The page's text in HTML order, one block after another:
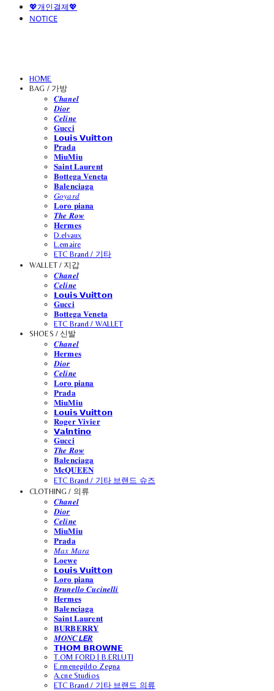
💖개인결제💖
NOTICE
HOME
BAG / 가방
𝑪𝒉𝒂𝒏𝒆𝒍
𝑫𝒊𝒐𝒓
𝑪𝒆𝒍𝒊𝒏𝒆
𝐆𝐮𝐜𝐜𝐢
𝗟𝗼𝘂𝗶𝘀 𝗩𝘂𝗶𝘁𝘁𝗼𝗻
𝐏𝐫𝐚𝐝𝐚
𝐌𝐢𝐮𝐌𝐢𝐮
𝐒𝐚𝐢𝐧𝐭 𝐋𝐚𝐮𝐫𝐞𝐧𝐭
𝐁𝐨𝐭𝐭𝐞𝐠𝐚 𝐕𝐞𝐧𝐞𝐭𝐚
𝐁𝐚𝐥𝐞𝐧𝐜𝐢𝐚𝐠𝐚
𝐺𝑜𝑦𝑎𝑟𝑑
𝐋𝐨𝐫𝐨 𝐩𝐢𝐚𝐧𝐚
𝑻𝒉𝒆 𝑹𝒐𝒘
𝐇𝐞𝐫𝐦𝐞𝐬
D.elvaux
L.emaire
ETC Brand / 기타
WALLET / 지갑
𝑪𝒉𝒂𝒏𝒆𝒍
𝑪𝒆𝒍𝒊𝒏𝒆
𝗟𝗼𝘂𝗶𝘀 𝗩𝘂𝗶𝘁𝘁𝗼𝗻
𝐆𝐮𝐜𝐜𝐢
𝐁𝐨𝐭𝐭𝐞𝐠𝐚 𝐕𝐞𝐧𝐞𝐭𝐚
ETC Brand / WALLET
SHOES / 신발
𝑪𝒉𝒂𝒏𝒆𝒍
𝐇𝐞𝐫𝐦𝐞𝐬
𝑫𝒊𝒐𝒓
𝑪𝒆𝒍𝒊𝒏𝒆
𝐋𝐨𝐫𝐨 𝐩𝐢𝐚𝐧𝐚
𝐏𝐫𝐚𝐝𝐚
𝐌𝐢𝐮𝐌𝐢𝐮
𝗟𝗼𝘂𝗶𝘀 𝗩𝘂𝗶𝘁𝘁𝗼𝗻
𝐑𝐨𝐠𝐞𝐫 𝐕𝐢𝐯𝐢𝐞𝐫
𝗩𝗮𝗹𝗻𝘁𝗶𝗻𝗼
𝐆𝐮𝐜𝐜𝐢
𝑻𝒉𝒆 𝑹𝒐𝒘
𝐁𝐚𝐥𝐞𝐧𝐜𝐢𝐚𝐠𝐚
𝐌𝐜𝐐𝐔𝐄𝐄𝐍
ETC Brand / 기타 브랜드 슈즈
CLOTHING / 의류
𝑪𝒉𝒂𝒏𝒆𝒍
𝑫𝒊𝒐𝒓
𝑪𝒆𝒍𝒊𝒏𝒆
𝐌𝐢𝐮𝐌𝐢𝐮
𝐏𝐫𝐚𝐝𝐚
𝑀𝑎𝑥 𝑀𝑎𝑟𝑎
𝐋𝐨𝐞𝐰𝐞
𝗟𝗼𝘂𝗶𝘀 𝗩𝘂𝗶𝘁𝘁𝗼𝗻
𝐋𝐨𝐫𝐨 𝐩𝐢𝐚𝐧𝐚
𝑩𝒓𝒖𝒏𝒆𝒍𝒍𝒐 𝑪𝒖𝒄𝒊𝒏𝒆𝒍𝒍𝒊
𝐇𝐞𝐫𝐦𝐞𝐬
𝐁𝐚𝐥𝐞𝐧𝐜𝐢𝐚𝐠𝐚
𝐒𝐚𝐢𝐧𝐭 𝐋𝐚𝐮𝐫𝐞𝐧𝐭
𝐁𝐔𝐑𝐁𝐄𝐑𝐑𝐘
𝑴𝑶𝑵𝑪𝙇𝙀𝑹
𝗧𝗛𝗢𝗠 𝗕𝗥𝗢𝗪𝗡𝗘
T.OM FORD | B.ERLUTI
E.rmenegildo Zegna
A.cne Studios
ETC Brand / 기타 브랜드 의류